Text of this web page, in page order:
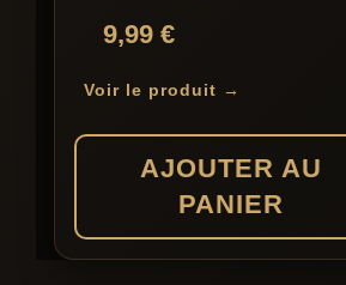
9,99 €
Voir le produit →
AJOUTER AU
PANIER